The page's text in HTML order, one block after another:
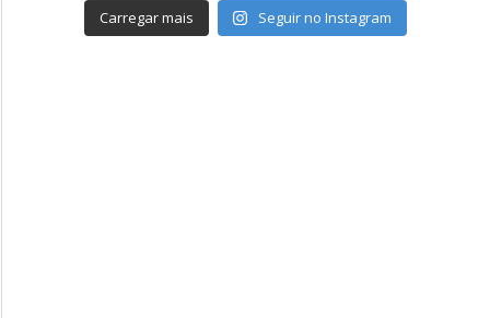
Carregar mais Seguir no Instagram